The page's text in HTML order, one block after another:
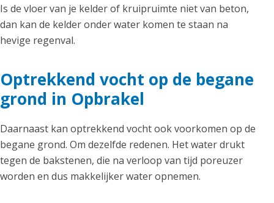
Is de vloer van je kelder of kruipruimte niet van beton,
dan kan de kelder onder water komen te staan na
hevige regenval.
Optrekkend vocht op de begane
grond in Opbrakel
Daarnaast kan optrekkend vocht ook voorkomen op de
begane grond. Om dezelfde redenen. Het water drukt
tegen de bakstenen, die na verloop van tijd poreuzer
worden en dus makkelijker water opnemen.